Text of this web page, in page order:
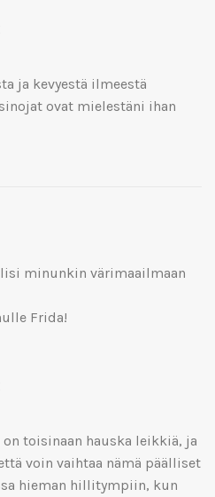
ja kevyestä ilmeestä
ovat mielestäni ihan
minunkin värimaailmaan
Frida!
toisinaan hauska leikkiä, ja
voin vaihtaa nämä päälliset
hieman hillitympiin, kun